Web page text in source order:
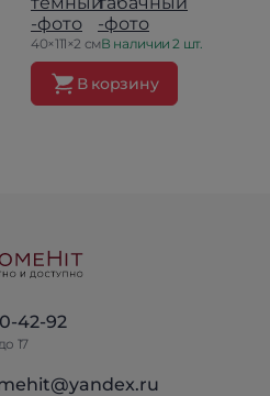
40×111×2 смВ наличии 2 шт.
В корзину
42-92
17